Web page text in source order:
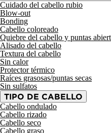
Cuidado del cabello rubio
Blow-out
Bonding
Cabello coloreado
Quiebre del cabello y puntas
Alisado del cabello
Textura del cabello
Sin calor
Protector térmico
Raíces grasosas/puntas secas
Sin sulfatos
TIPO DE CABELLO
Cabello ondulado
Cabello rizado
Cabello seco
Cabello graso